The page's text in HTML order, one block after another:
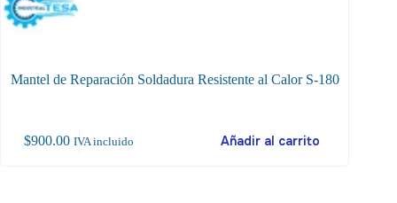
Mantel de Reparación Soldadura Resistente al Calor S-180
$900.00 IVA incluido Añadir al carrito